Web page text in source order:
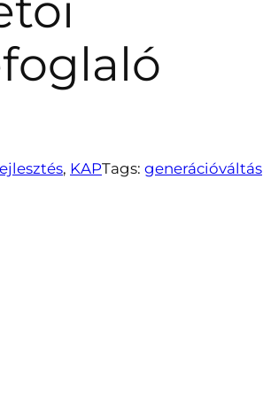
, KAPTags: generációváltás